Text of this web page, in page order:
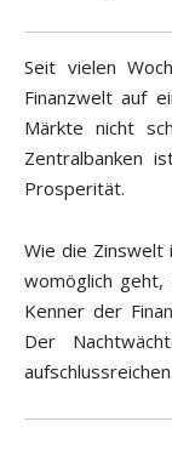
Seit vielen
Finanzwelt auf
Märkte nicht
Zentralbanken
Prosperität.
Wie die Zinswelt
womöglich
Kenner der
Der